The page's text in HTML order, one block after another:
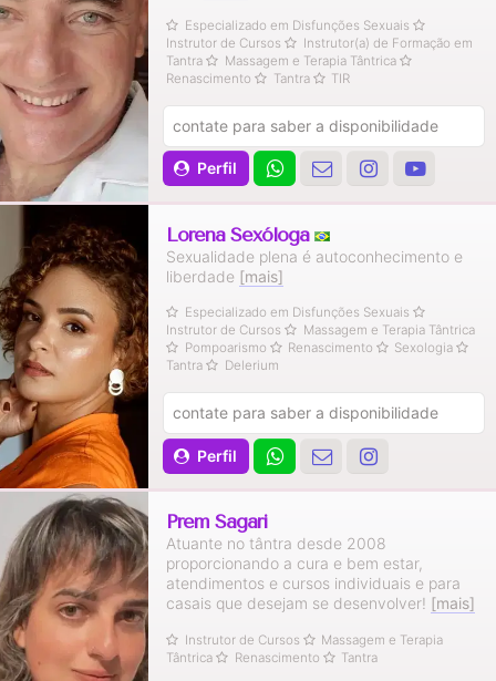
Especializado em Disfunções Sexuais
Instrutor de Cursos
Instrutor(a) de Formação em
Tantra
Massagem e Terapia Tântrica
Renascimento
Tantra TIR
Perfil
contate para saber a disponibilidade
Lorena Sexóloga
Sexualidade plena é autoconhecimento e
liberdade [mais]
Especializado em Disfunções Sexuais
Instrutor de Cursos
Massagem e Terapia Tântrica
Pompoarismo
Renascimento
Sexologia
Tantra
Delerium
Perfil
contate para saber a disponibilidade
Prem Sagari
Atuante no tântra desde 2008
proporcionando a cura e bem estar,
atendimentos e cursos individuais e para
casais que desejam se desenvolver! [mais]
Instrutor de Cursos
Massagem e Terapia
Tântrica
Renascimento Tantra